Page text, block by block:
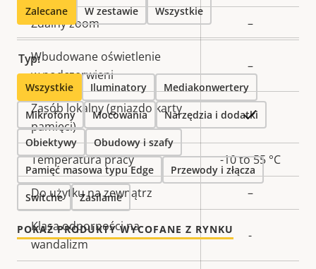
nieruchomości
nieruchomości
Zdalny zoom –
Wbudowane oświetlenie
w podczerwieni
–
Zasób lokalny (gniazdo karty
pamięci)
Temperatura pracy -10 to 55 °C
Do użytku na zewnątrz –
Klasa odporności na
wandalizm
-
Zalecane W zestawie Wszystkie
Typ:
Wszystkie Iluminatory Mediakonwertery
Mikrofony Mocowania Narzędzia i dodatki
Obiektywy Obudowy i szafy
Pamięć masowa typu Edge Przewody i złącza
Switche Zasilanie
POKAŻ PRODUKTY WYCOFANE Z RYNKU